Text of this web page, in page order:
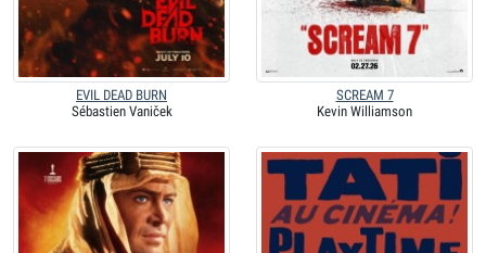
EVIL DEAD BURN
Sébastien Vaniček
SCREAM 7
Kevin Williamson